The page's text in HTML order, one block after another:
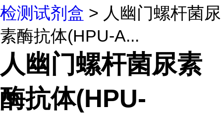
检测试剂盒 > 人幽门螺杆菌尿
素酶抗体(HPU-A...
人幽门螺杆菌尿素
酶抗体(HPU-